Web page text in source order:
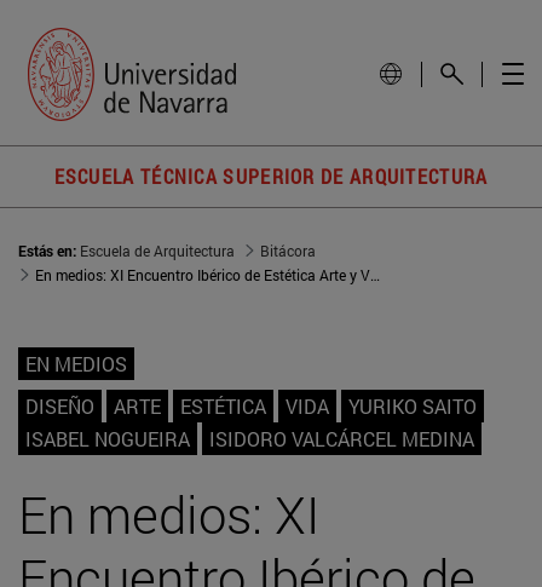
ESCUELA TÉCNICA SUPERIOR DE ARQUITECTURA
Estás en: Escuela de Arquitectura
Bitácora
En medios: XI Encuentro Ibérico de Estética Arte y Vida
EN MEDIOS
DISEÑO
ARTE ESTÉTICA VIDA
YURIKO SAITO
ISABEL NOGUEIRA
ISIDORO VALCÁRCEL MEDINA
En medios: XI